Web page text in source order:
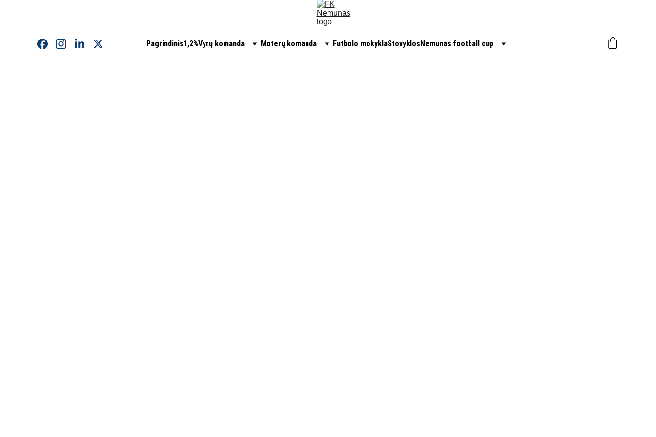
Pagrindinis1,2%Vyrų komanda Moterų komanda Futbolo mokyklaStovyklosNemunas football cup